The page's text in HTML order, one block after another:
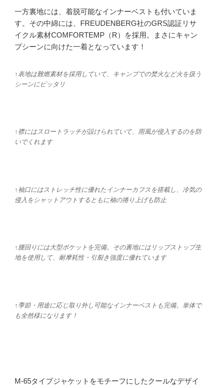
一方裏地には、着脱可能なインナーベストも付いていま
す。その中綿には、FREUDENBERG社のGRS認証リサ
イクル素材COMFORTEMP（R）を採用。まさにキャン
プシーンに向けた一着となっています！
↑表地は難燃素材を採用していて、キャンプでの焚火など火を扱う
シーンにピッタリ
↑襟にはスロートラッチが設けられていて、雨風が侵入するのを防
いでくれます
↑袖口にはストレッチ性に優れたインナーカフスを搭載し、冷気の
侵入をシャットアウトするともに袖の捲り上げも防止
↑腰回りには大型ポケットを完備。その裏地にはリップストップ生
地を使用して、耐摩耗性・引裂き強度に優れています
↑季節・用途に応じ取り外し可能なインナーベストも完備。単体で
も全然様になります！
M-65タイプジャケットをモチーフにしたクールなデザイ